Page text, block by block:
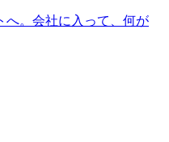
へ。会社に入って、何が